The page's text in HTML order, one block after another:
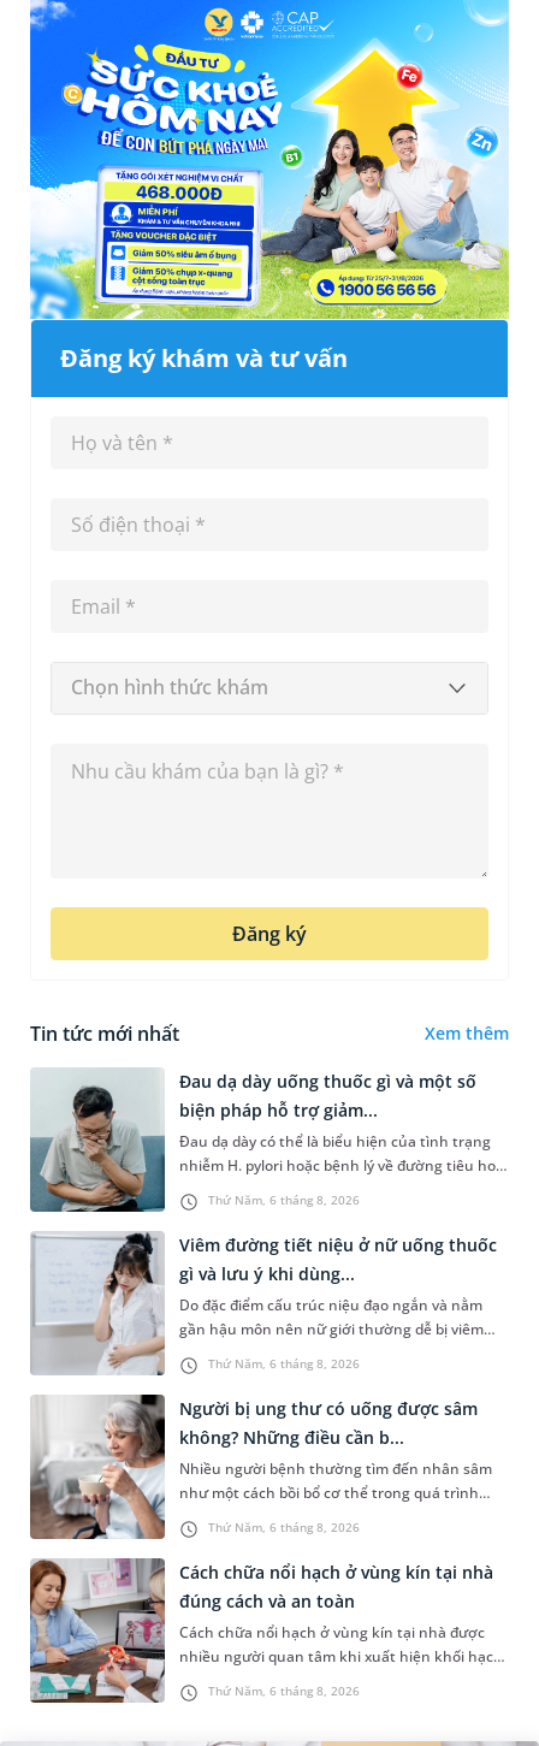
Đăng ký khám và tư vấn
Chọn hình thức khám
Đăng ký
Tin tức mới nhất Xem thêm
Thứ Năm, 6 tháng 8, 2026
Đau dạ dày uống thuốc gì và một số
biện pháp hỗ trợ giảm...
Đau dạ dày có thể là biểu hiện của tình trạng
nhiễm H. pylori hoặc bệnh lý về đường tiêu hoá
khác. Dựa theo nguyên nhân cụ thể, bác sĩ sẽ
cân nhắc chỉ định p...
Thứ Năm, 6 tháng 8, 2026
Viêm đường tiết niệu ở nữ uống thuốc
gì và lưu ý khi dùng...
Do đặc điểm cấu trúc niệu đạo ngắn và nằm
gần hậu môn nên nữ giới thường dễ bị viêm
đường tiết niệu hơn nam giới. Tùy theo nguyên
nhân, mức độ nhiễm trùng và...
Thứ Năm, 6 tháng 8, 2026
Người bị ung thư có uống được sâm
không? Những điều cần b...
Nhiều người bệnh thường tìm đến nhân sâm
như một cách bồi bổ cơ thể trong quá trình
điều trị ung thư. Tuy nhiên, câu hỏi người bị
ung thư có uống được sâm kh...
Thứ Năm, 6 tháng 8, 2026
Cách chữa nổi hạch ở vùng kín tại nhà
đúng cách và an toàn
Cách chữa nổi hạch ở vùng kín tại nhà được
nhiều người quan tâm khi xuất hiện khối hạch
nhỏ ở vùng bẹn hoặc cơ quan sinh dục. Nếu
hạch mới xuất hiện, kích th...